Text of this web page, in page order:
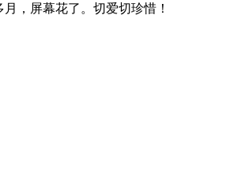
，屏幕花了。切爱切珍惜！